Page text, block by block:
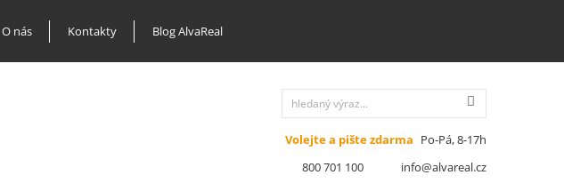
O nás Kontakty Blog AlvaReal
Volejte a pište zdarma Po-Pá, 8-17h
800 701 100
info@alvareal.cz